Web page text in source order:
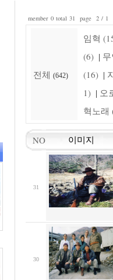
member 0 total 31 page 2 / 1
전체 (642)
임혁
(6) |
(16) |
1) | 오
혁노래
NO 이미지
31
30